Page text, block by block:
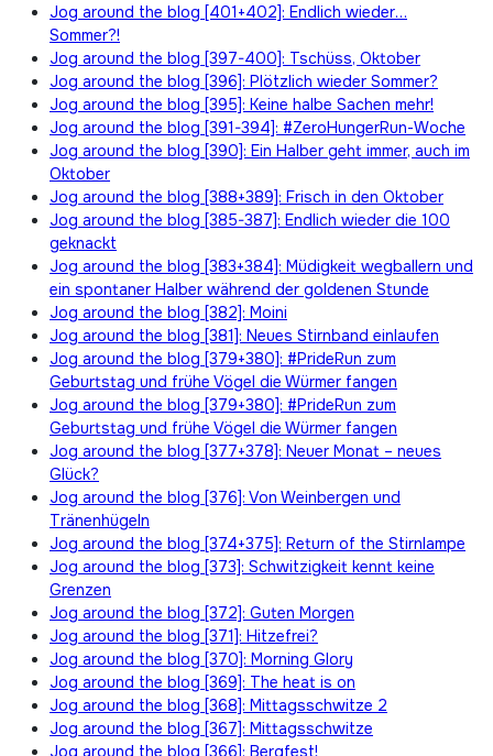
Jog around the blog [401+402]: Endlich wieder…
Sommer?!
Jog around the blog [397-400]: Tschüss, Oktober
Jog around the blog [396]: Plötzlich wieder Sommer?
Jog around the blog [395]: Keine halbe Sachen mehr!
Jog around the blog [391-394]: #ZeroHungerRun-Woche
Jog around the blog [390]: Ein Halber geht immer, auch im
Oktober
Jog around the blog [388+389]: Frisch in den Oktober
Jog around the blog [385-387]: Endlich wieder die 100
geknackt
Jog around the blog [383+384]: Müdigkeit wegballern und
ein spontaner Halber während der goldenen Stunde
Jog around the blog [382]: Moini
Jog around the blog [381]: Neues Stirnband einlaufen
Jog around the blog [379+380]: #PrideRun zum
Geburtstag und frühe Vögel die Würmer fangen
Jog around the blog [379+380]: #PrideRun zum
Geburtstag und frühe Vögel die Würmer fangen
Jog around the blog [377+378]: Neuer Monat – neues
Glück?
Jog around the blog [376]: Von Weinbergen und
Tränenhügeln
Jog around the blog [374+375]: Return of the Stirnlampe
Jog around the blog [373]: Schwitzigkeit kennt keine
Grenzen
Jog around the blog [372]: Guten Morgen
Jog around the blog [371]: Hitzefrei?
Jog around the blog [370]: Morning Glory
Jog around the blog [369]: The heat is on
Jog around the blog [368]: Mittagsschwitze 2
Jog around the blog [367]: Mittagsschwitze
Jog around the blog [366]: Bergfest!